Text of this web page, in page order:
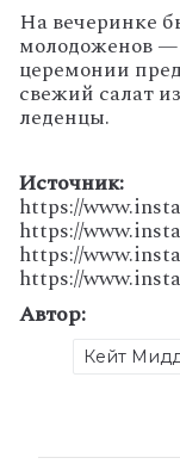
На вечеринке
молодоженов —
церемонии
свежий салат
леденцы.
Источник:
https://
https://
https://
https://
Автор:
Кейт